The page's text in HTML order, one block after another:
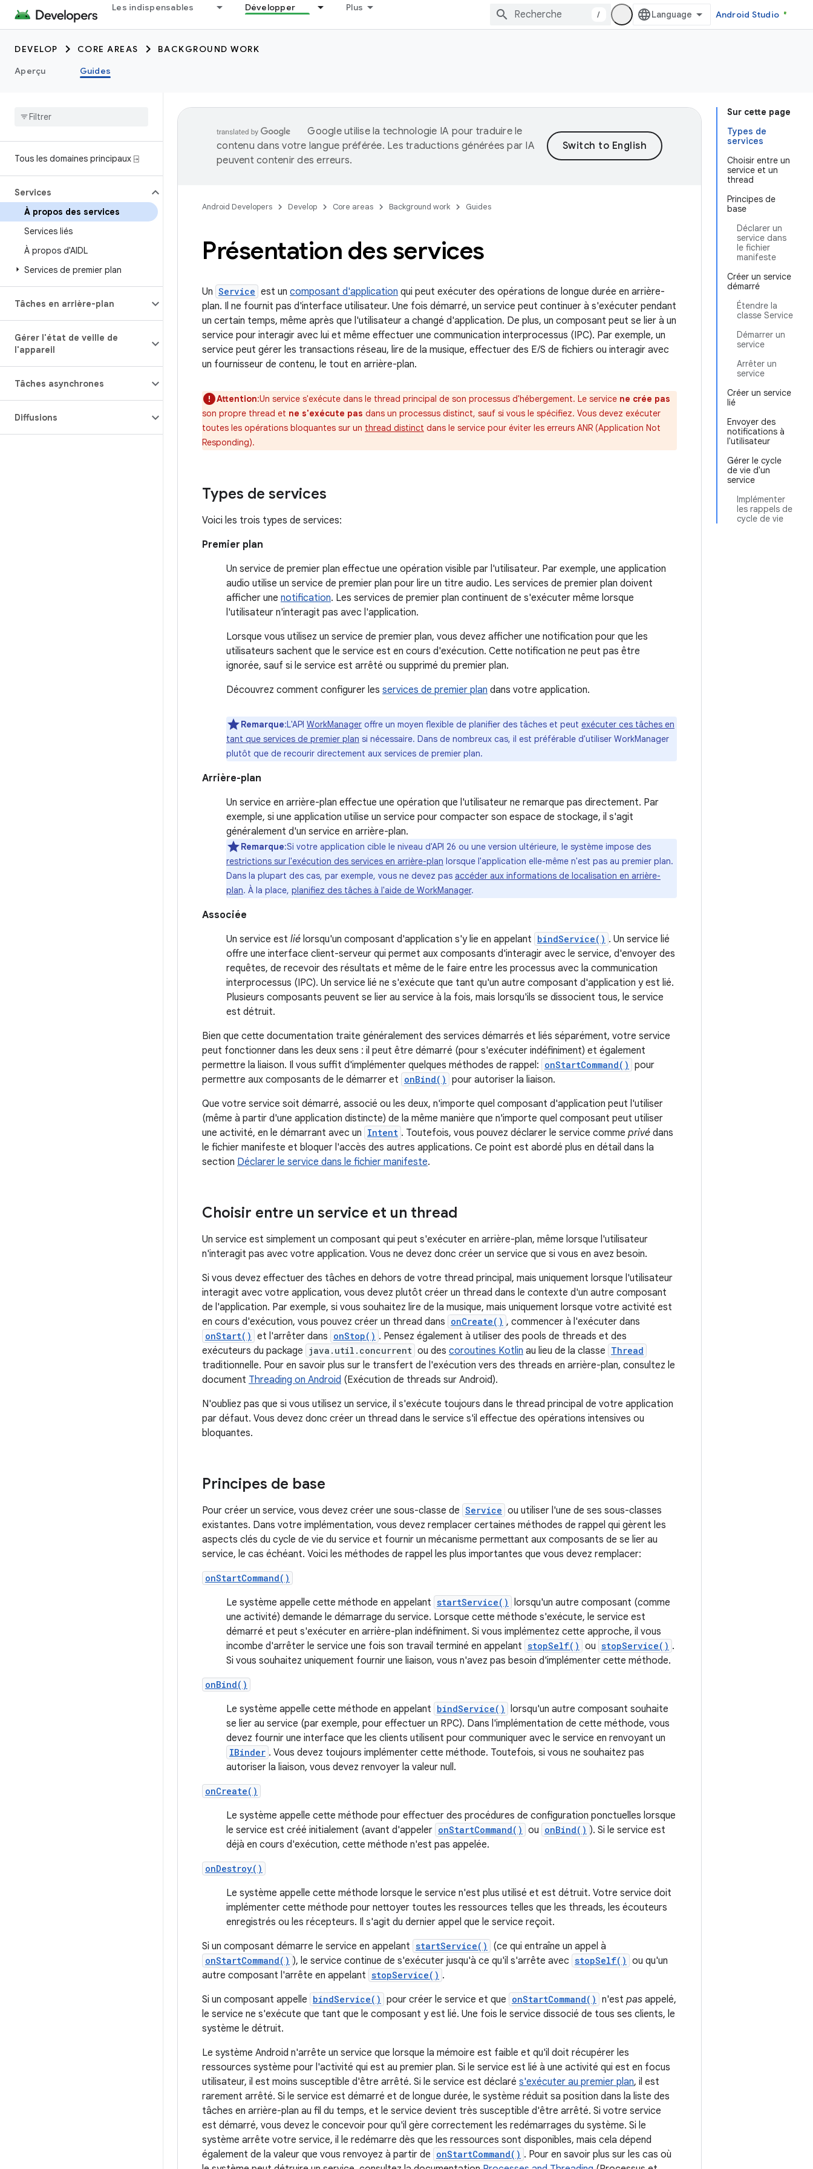
Les indispensables Développer Plus
/ Android Studio
DEVELOP CORE AREAS
BACKGROUND WORK
Aperçu
Guides
Tous les domaines principaux ⍈
Services
À propos des services
Services liés
À propos d'AIDL
Services de premier plan
Tâches en arrière-plan
Gérer l'état de veille de
l'appareil
Tâches asynchrones
Diffusions
Sur cette page
Types de
services
Choisir entre un
service et un
thread
Principes de
base
Déclarer un
service dans
le fichier
manifeste
Créer un service
démarré
Étendre la
classe Service
Démarrer un
service
Arrêter un
service
Créer un service
lié
Envoyer des
notifications à
l'utilisateur
Gérer le cycle
de vie d'un
service
Implémenter
les rappels de
cycle de vie
Google utilise la technologie IA pour traduire le
contenu dans votre langue préférée. Les traductions générées par IA
peuvent contenir des erreurs.
Android Developers Develop Core areas Background work Guides
Présentation des services
Un Service est un composant d'application qui peut exécuter des opérations de longue durée en arrière-
plan. Il ne fournit pas d'interface utilisateur. Une fois démarré, un service peut continuer à s'exécuter pendant
un certain temps, même après que l'utilisateur a changé d'application. De plus, un composant peut se lier à un
service pour interagir avec lui et même effectuer une communication interprocessus (IPC). Par exemple, un
service peut gérer les transactions réseau, lire de la musique, effectuer des E/S de fichiers ou interagir avec
un fournisseur de contenu, le tout en arrière-plan.
Attention:Un service s'exécute dans le thread principal de son processus d'hébergement. Le service ne crée pas
son propre thread et ne s'exécute pas dans un processus distinct, sauf si vous le spécifiez. Vous devez exécuter
toutes les opérations bloquantes sur un thread distinct dans le service pour éviter les erreurs ANR (Application Not
Responding).
Types de services
Voici les trois types de services:
Premier plan
Un service de premier plan effectue une opération visible par l'utilisateur. Par exemple, une application
audio utilise un service de premier plan pour lire un titre audio. Les services de premier plan doivent
afficher une notification. Les services de premier plan continuent de s'exécuter même lorsque
l'utilisateur n'interagit pas avec l'application.
Lorsque vous utilisez un service de premier plan, vous devez afficher une notification pour que les
utilisateurs sachent que le service est en cours d'exécution. Cette notification ne peut pas être
ignorée, sauf si le service est arrêté ou supprimé du premier plan.
Découvrez comment configurer les services de premier plan dans votre application.
Remarque:L'API WorkManager offre un moyen flexible de planifier des tâches et peut exécuter ces tâches en
tant que services de premier plan si nécessaire. Dans de nombreux cas, il est préférable d'utiliser WorkManager
plutôt que de recourir directement aux services de premier plan.
Arrière-plan
Un service en arrière-plan effectue une opération que l'utilisateur ne remarque pas directement. Par
exemple, si une application utilise un service pour compacter son espace de stockage, il s'agit
généralement d'un service en arrière-plan.
Remarque:Si votre application cible le niveau d'API 26 ou une version ultérieure, le système impose des
restrictions sur l'exécution des services en arrière-plan lorsque l'application elle-même n'est pas au premier plan.
Dans la plupart des cas, par exemple, vous ne devez pas accéder aux informations de localisation en arrière-
plan. À la place, planifiez des tâches à l'aide de WorkManager.
Associée
Un service est lié lorsqu'un composant d'application s'y lie en appelant bindService() . Un service lié
offre une interface client-serveur qui permet aux composants d'interagir avec le service, d'envoyer des
requêtes, de recevoir des résultats et même de le faire entre les processus avec la communication
interprocessus (IPC). Un service lié ne s'exécute que tant qu'un autre composant d'application y est lié.
Plusieurs composants peuvent se lier au service à la fois, mais lorsqu'ils se dissocient tous, le service
est détruit.
Bien que cette documentation traite généralement des services démarrés et liés séparément, votre service
peut fonctionner dans les deux sens : il peut être démarré (pour s'exécuter indéfiniment) et également
permettre la liaison. Il vous suffit d'implémenter quelques méthodes de rappel: onStartCommand() pour
permettre aux composants de le démarrer et onBind() pour autoriser la liaison.
Que votre service soit démarré, associé ou les deux, n'importe quel composant d'application peut l'utiliser
(même à partir d'une application distincte) de la même manière que n'importe quel composant peut utiliser
une activité, en le démarrant avec un Intent . Toutefois, vous pouvez déclarer le service comme privé dans
le fichier manifeste et bloquer l'accès des autres applications. Ce point est abordé plus en détail dans la
section Déclarer le service dans le fichier manifeste.
Choisir entre un service et un thread
Un service est simplement un composant qui peut s'exécuter en arrière-plan, même lorsque l'utilisateur
n'interagit pas avec votre application. Vous ne devez donc créer un service que si vous en avez besoin.
Si vous devez effectuer des tâches en dehors de votre thread principal, mais uniquement lorsque l'utilisateur
interagit avec votre application, vous devez plutôt créer un thread dans le contexte d'un autre composant
de l'application. Par exemple, si vous souhaitez lire de la musique, mais uniquement lorsque votre activité est
en cours d'exécution, vous pouvez créer un thread dans onCreate() , commencer à l'exécuter dans
onStart() et l'arrêter dans onStop() . Pensez également à utiliser des pools de threads et des
exécuteurs du package java.util.concurrent ou des coroutines Kotlin au lieu de la classe Thread
traditionnelle. Pour en savoir plus sur le transfert de l'exécution vers des threads en arrière-plan, consultez le
document Threading on Android (Exécution de threads sur Android).
N'oubliez pas que si vous utilisez un service, il s'exécute toujours dans le thread principal de votre application
par défaut. Vous devez donc créer un thread dans le service s'il effectue des opérations intensives ou
bloquantes.
Principes de base
Pour créer un service, vous devez créer une sous-classe de Service ou utiliser l'une de ses sous-classes
existantes. Dans votre implémentation, vous devez remplacer certaines méthodes de rappel qui gèrent les
aspects clés du cycle de vie du service et fournir un mécanisme permettant aux composants de se lier au
service, le cas échéant. Voici les méthodes de rappel les plus importantes que vous devez remplacer:
onStartCommand()
Le système appelle cette méthode en appelant startService() lorsqu'un autre composant (comme
une activité) demande le démarrage du service. Lorsque cette méthode s'exécute, le service est
démarré et peut s'exécuter en arrière-plan indéfiniment. Si vous implémentez cette approche, il vous
incombe d'arrêter le service une fois son travail terminé en appelant stopSelf() ou stopService() .
Si vous souhaitez uniquement fournir une liaison, vous n'avez pas besoin d'implémenter cette méthode.
onBind()
Le système appelle cette méthode en appelant bindService() lorsqu'un autre composant souhaite
se lier au service (par exemple, pour effectuer un RPC). Dans l'implémentation de cette méthode, vous
devez fournir une interface que les clients utilisent pour communiquer avec le service en renvoyant un
IBinder . Vous devez toujours implémenter cette méthode. Toutefois, si vous ne souhaitez pas
autoriser la liaison, vous devez renvoyer la valeur null.
onCreate()
Le système appelle cette méthode pour effectuer des procédures de configuration ponctuelles lorsque
le service est créé initialement (avant d'appeler onStartCommand() ou onBind() ). Si le service est
déjà en cours d'exécution, cette méthode n'est pas appelée.
onDestroy()
Le système appelle cette méthode lorsque le service n'est plus utilisé et est détruit. Votre service doit
implémenter cette méthode pour nettoyer toutes les ressources telles que les threads, les écouteurs
enregistrés ou les récepteurs. Il s'agit du dernier appel que le service reçoit.
Si un composant démarre le service en appelant startService() (ce qui entraîne un appel à
onStartCommand() ), le service continue de s'exécuter jusqu'à ce qu'il s'arrête avec stopSelf() ou qu'un
autre composant l'arrête en appelant stopService() .
Si un composant appelle bindService() pour créer le service et que onStartCommand() n'est pas appelé,
le service ne s'exécute que tant que le composant y est lié. Une fois le service dissocié de tous ses clients, le
système le détruit.
Le système Android n'arrête un service que lorsque la mémoire est faible et qu'il doit récupérer les
ressources système pour l'activité qui est au premier plan. Si le service est lié à une activité qui est en focus
utilisateur, il est moins susceptible d'être arrêté. Si le service est déclaré s'exécuter au premier plan, il est
rarement arrêté. Si le service est démarré et de longue durée, le système réduit sa position dans la liste des
tâches en arrière-plan au fil du temps, et le service devient très susceptible d'être arrêté. Si votre service
est démarré, vous devez le concevoir pour qu'il gère correctement les redémarrages du système. Si le
système arrête votre service, il le redémarre dès que les ressources sont disponibles, mais cela dépend
également de la valeur que vous renvoyez à partir de onStartCommand() . Pour en savoir plus sur les cas où